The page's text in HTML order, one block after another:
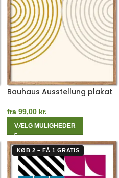
Bauhaus Ausstellung plakat
fra 99,00 kr.
VÆLG MULIGHEDER
KØB 2 – FÅ 1 GRATIS